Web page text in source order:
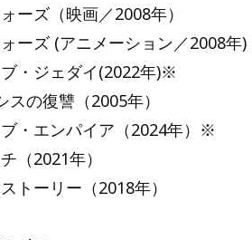
ーズ（映画／2008年）
ーズ (アニメーション／2008年)
・ジェダイ(2022年)※
の復讐（2005年）
・エンパイア（2024年）※
（2021年）
トーリー（2018年）